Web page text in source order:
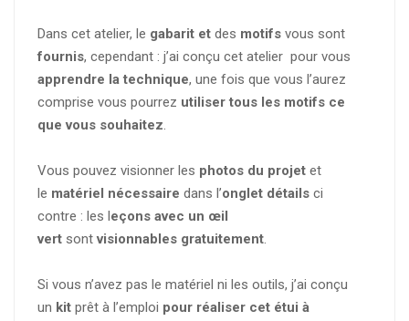
Dans cet atelier, le gabarit et des motifs vous sont
fournis, cependant : j’ai conçu cet atelier pour vous
apprendre la technique, une fois que vous l’aurez
comprise vous pourrez utiliser tous les motifs ce
que vous souhaitez.
Vous pouvez visionner les photos du projet et
le matériel nécessaire dans l’onglet détails ci
contre : les leçons avec un œil
vert sontvisionnables gratuitement.
Si vous n’avez pas le matériel ni les outils, j’ai conçu
un kit prêt à l’emploi pour réaliser cet étui à